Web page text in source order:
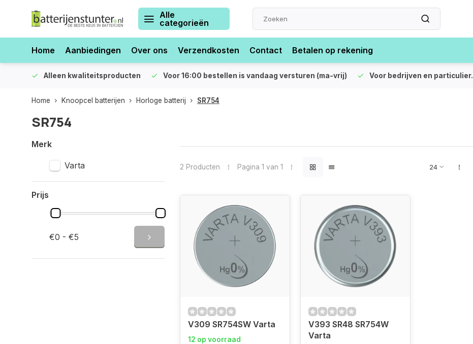
Alle
categorieën
Home Aanbiedingen Over ons Verzendkosten Contact Betalen op rekening
Alleen kwaliteitsproducten Voor 16:00 bestellen is vandaag versturen (ma-vrij) Voor bedrijven en particulier.
Home Knoopcel batterijen Horloge batterij SR754
SR754
Merk
Varta
Prijs
€0 - €5
2 Producten Pagina 1 van 1
V309 SR754SW Varta
12 op voorraad
V393 SR48 SR754W
Varta